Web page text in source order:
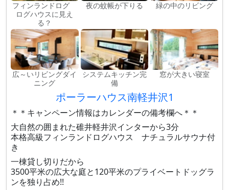
フィンランドログ
ログハウスに見え
る？
夜の蚊帳が下りる 緑の中のリビング
広～いリビングダイ
ニング
システムキッチン完
備
窓が大きい寝室
ポーラーハウス南軽井沢1
＊＊キャンペーン情報はカレンダーの備考欄へ＊＊
大自然の囲まれた碓井軽井沢インターから3分
本格高級フィンランドログハウス ナチュラルサウナ付
き
一棟貸し切りだから
3500平米の広大な庭と120平米のプライベートドッグラ
ンを独り占め!!